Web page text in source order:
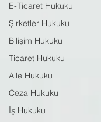
E-Ticaret Hukuku
Şirketler Hukuku
Bilişim Hukuku
Ticaret Hukuku
Aile Hukuku
Ceza Hukuku
İş Hukuku